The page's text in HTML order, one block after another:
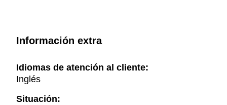
Información extra
Idiomas de atención al cliente:
Inglés
Situación: